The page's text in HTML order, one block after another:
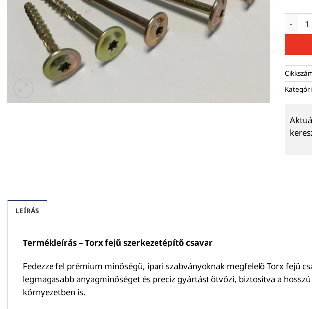
LEÍRÁS
Termékleírás – Torx fejű szerkezetépítő csavar
Fedezze fel prémium minőségű, ipari szabványoknak megfelelő Torx fejű
legmagasabb anyagminőséget és precíz gyártást ötvözi, biztosítva a
környezetben is.